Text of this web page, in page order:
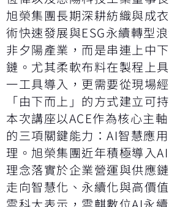
旭榮集團長期深耕紡織與成
術快速發展與ESG永續轉型
非夕陽產業，而是串連上中
鏈。尤其柔軟布料在製程上
一工具導入，更需要從現場
「由下而上」的方式建立可
本次講座以ACE作為核心主
的三項關鍵能力：AI智慧應
理。旭榮集團近年積極導入
理念落實於企業營運與供應
走向智慧化、永續化與高價